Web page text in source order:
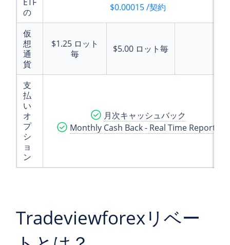
の
$0.00015 /契約
仮
想
通
貨
$1.25 ロット
毎
$5.00 ロット毎
支
払
い
オ
プ
シ
ョ
ン
月次キャッシュバック
Monthly Cash Back - Real Time Reports
Tradeviewforexリベー